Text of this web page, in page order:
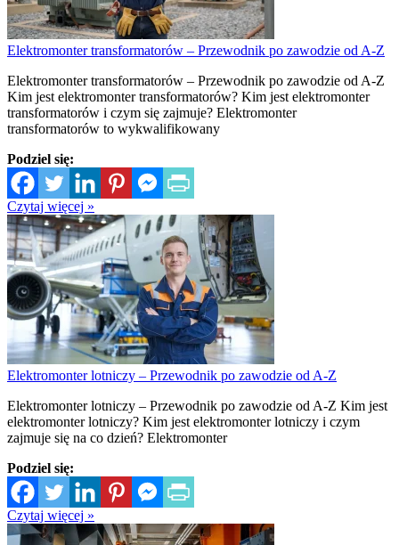
Elektromonter transformatorów – Przewodnik po zawodzie od A-Z
Elektromonter transformatorów – Przewodnik po zawodzie od A-Z
Kim jest elektromonter transformatorów? Kim jest elektromonter
transformatorów i czym się zajmuje? Elektromonter
transformatorów to wykwalifikowany
Podziel się:
Czytaj więcej »
Elektromonter lotniczy – Przewodnik po zawodzie od A-Z
Elektromonter lotniczy – Przewodnik po zawodzie od A-Z Kim jest
elektromonter lotniczy? Kim jest elektromonter lotniczy i czym
zajmuje się na co dzień? Elektromonter
Podziel się:
Czytaj więcej »